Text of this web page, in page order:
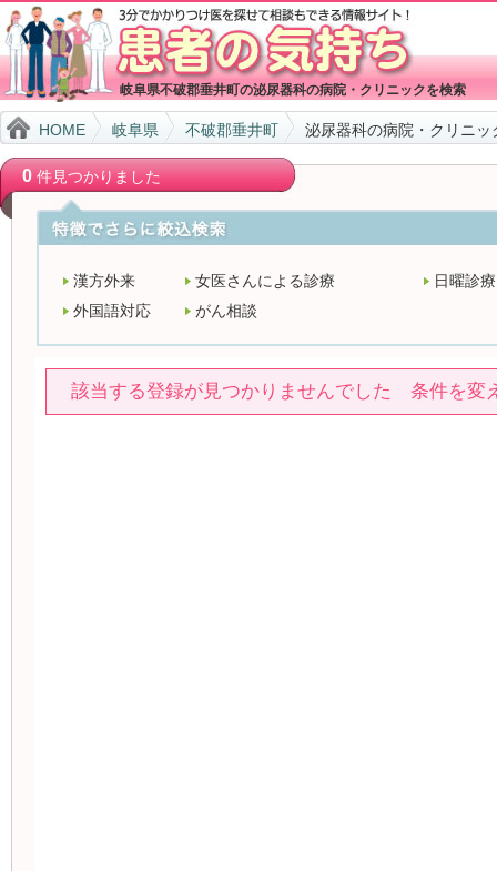
岐阜県不破郡垂井町の泌尿器科の病院・クリニックを検索
HOME 岐阜県 不破郡垂井町 泌尿器科の病院・クリニ
0件見つかりました
漢方外来 女医さんによる診療
日曜診療
外国語対応
がん相談
該当する登録が見つかりませんでした 条件を